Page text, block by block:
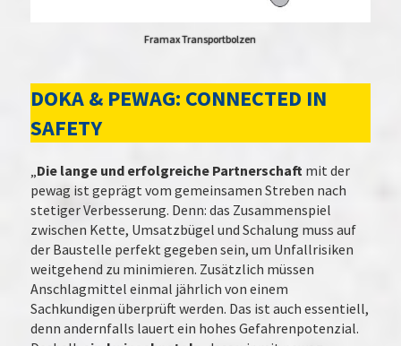
Framax Transportbolzen
DOKA & PEWAG: CONNECTED IN
SAFETY
„Die lange und erfolgreiche Partnerschaftmit der
pewag ist geprägt vom gemeinsamen Streben nach
stetiger Verbesserung. Denn: das Zusammenspiel
zwischen Kette, Umsatzbügel und Schalung muss auf
der Baustelle perfekt gegeben sein, um Unfallrisiken
weitgehend zu minimieren. Zusätzlich müssen
Anschlagmittel einmal jährlich von einem
Sachkundigen überprüft werden. Das ist auch essentiell,
denn andernfalls lauert ein hohes Gefahrenpotenzial.